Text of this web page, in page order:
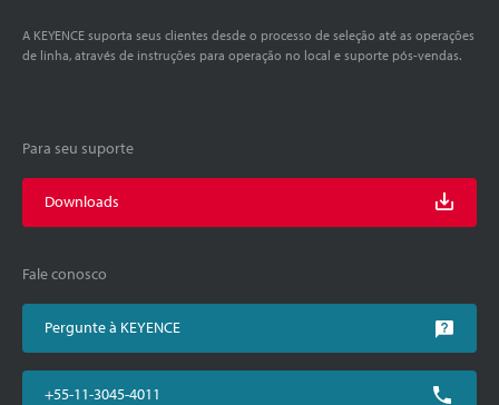
A KEYENCE suporta seus clientes desde o processo de seleção até as operações
de linha, através de instruções para operação no local e suporte pós-vendas.
Para seu suporte
Downloads
Fale conosco
Pergunte à KEYENCE
+55-11-3045-4011